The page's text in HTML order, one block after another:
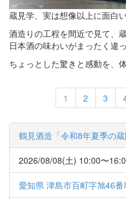
蔵見学、実は想像以上に面白い
酒造りの工程を間近で見て、
日本酒の味わいがまったく違
ちょっとした驚きと感動を、
1 2 3
鶴見酒造「令和8年夏季の蔵
2026/08/08(土) 10:00〜
愛知県 津島市百町字旭46番